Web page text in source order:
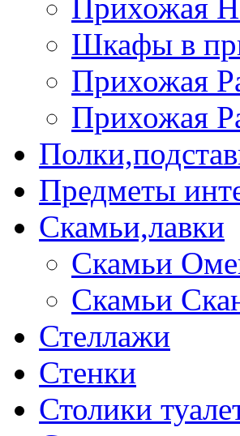
Прихожая
Шкафы в
Прихожая
Прихожая
Предметы
Скамьи,лавки
Скамьи
Скамьи
Стеллажи
Стенки
Столики